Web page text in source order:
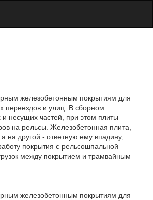
железобетонным покрытиям для
переездов и улиц. В сборном
несущих частей, при этом плиты
на рельсы. Железобетонная плита,
на другой - ответную ему впадину,
покрытия с рельсошпальной
между покрытием и трамвайным
железобетонным покрытиям для